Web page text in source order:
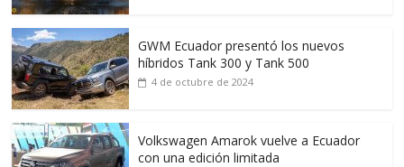
GWM Ecuador presentó los nuevos
híbridos Tank 300 y Tank 500
4 de octubre de 2024
Volkswagen Amarok vuelve a Ecuador
con una edición limitada